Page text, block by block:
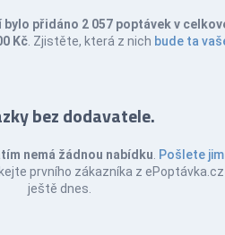
bylo přidáno 2 057 poptávek v
Kč . Zjistěte, která z nich bude ta
bez dodavatele.
nemá žádnou nabídku Pošlete jim
prvního zákazníka z ePoptávka.cz
ještě dnes.